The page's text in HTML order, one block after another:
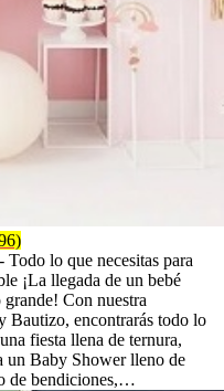
lo que necesitas para
¡La llegada de un bebé
grande! Con nuestra
Bautizo, encontrarás todo lo
fiesta llena de ternura,
un Baby Shower lleno de
de bendiciones,…